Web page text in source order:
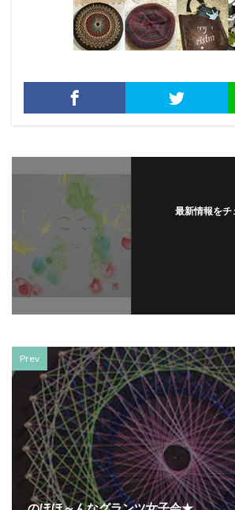
最新情報をチ
Prev